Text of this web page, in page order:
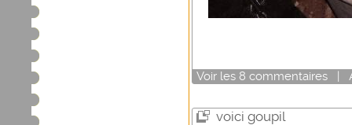
Voir les 8 commentaires |
voici goupil